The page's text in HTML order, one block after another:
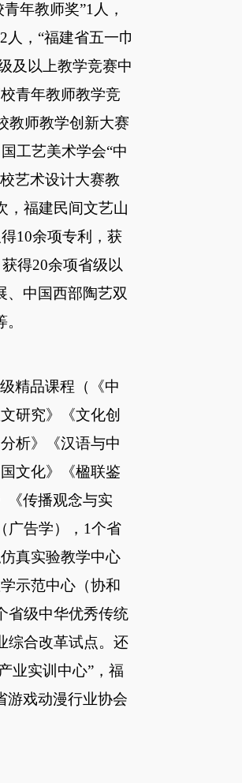
年教师奖”1人，
人，“福建省五一巾
及以上教学竞赛中
青年教师教学竞
教师教学创新大赛
工艺美术学会“中
艺术设计大赛教
，福建民间文艺山
10余项专利，获
得20余项省级以
、中国西部陶艺双
。
精品课程（《中
研究》《文化创
析》《汉语与中
文化》《楹联鉴
《传播观念与实
广告学），1个省
真实验教学中心
示范中心（协和
省级中华优秀传统
综合改革试点。还
业实训中心”，福
游戏动漫行业协会